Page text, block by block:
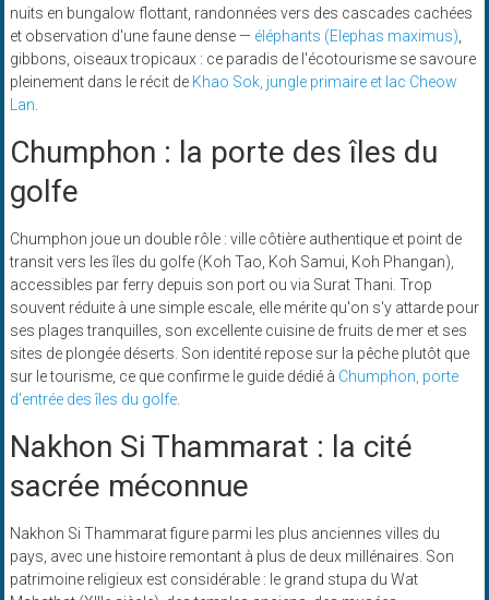
nuits en bungalow flottant, randonnées vers des cascades cachées
et observation d'une faune dense — éléphants (Elephas maximus)
gibbons, oiseaux tropicaux : ce paradis de l'écotourisme se savoure
pleinement dans le récit de Khao Sok, jungle primaire et lac Cheow
Lan
Chumphon : la porte des îles du
golfe
Chumphon joue un double rôle : ville côtière authentique et point de
transit vers les îles du golfe (Koh Tao, Koh Samui, Koh Phangan),
accessibles par ferry depuis son port ou via Surat Thani. Trop
souvent réduite à une simple escale, elle mérite qu'on s'y attarde pour
ses plages tranquilles, son excellente cuisine de fruits de mer et ses
sites de plongée déserts. Son identité repose sur la pêche plutôt que
sur le tourisme, ce que confirme le guide dédié à Chumphon, porte
d'entrée des îles du golfe.
Nakhon Si Thammarat : la cité
sacrée méconnue
Nakhon Si Thammarat figure parmi les plus anciennes villes du
pays, avec une histoire remontant à plus de deux millénaires. Son
patrimoine religieux est considérable : le grand stupa du Wat